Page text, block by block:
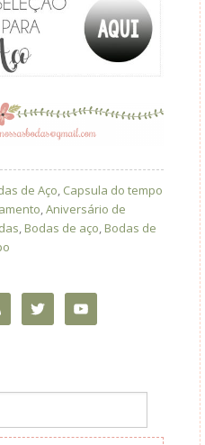
de Aço, Capsula do tempo
,Aniversário de
, Bodas de aço, Bodas de